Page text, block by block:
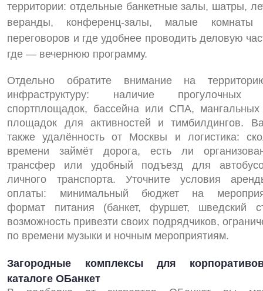
территории: отдельные банкетные залы, шатры,
веранды, конференц‑залы, малые комнаты
переговоров и где удобнее проводить деловую
где — вечернюю программу.
Отдельно обратите внимание на
инфраструктуру: наличие прогулочных
спортплощадок, бассейна или СПА, мангальных
площадок для активностей и тимбилдингов.
также удалённость от Москвы и логистика:
времени займёт дорога, есть ли
трансфер или удобный подъезд для
личного транспорта. Уточните условия
оплаты: минимальный бюджет на
формат питания (банкет, фуршет, шведский
возможность привезти своих подрядчиков,
по времени музыки и ночным мероприятиям.
Загородные комплексы для
каталоге ОБанкет